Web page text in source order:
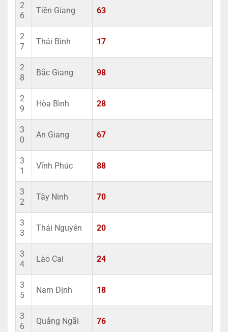
2
6
Tiền Giang 63
2
7
Thái Bình 17
2
8
Bắc Giang 98
2
9
Hòa Bình 28
3
0
An Giang 67
3
1
Vĩnh Phúc 88
3
2
Tây Ninh 70
3
3
Thái Nguyên 20
3
4
Lào Cai 24
3
5
Nam Định 18
3
6
Quảng Ngãi 76